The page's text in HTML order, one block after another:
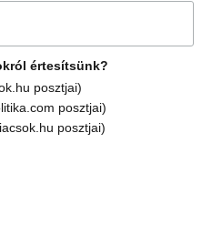
értesítsünk?
posztjai)
posztjai)
posztjai)